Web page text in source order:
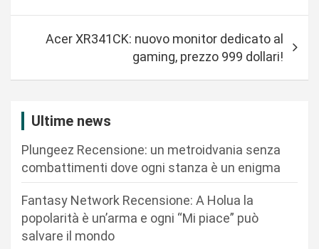
Acer XR341CK: nuovo monitor dedicato al
gaming, prezzo 999 dollari!
Ultime news
Plungeez Recensione: un metroidvania senza
combattimenti dove ogni stanza è un enigma
Fantasy Network Recensione: A Holua la
popolarità è un’arma e ogni “Mi piace” può
salvare il mondo